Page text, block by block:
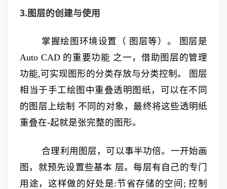
3.图层的创建与使用
掌握绘图环境设置（ 图层等）。 图层是
Auto CAD 的重要功能 之一，借助图层的管理
功能,可实现图形的分类存放与分类控制。 图层
相当于手工绘图中重叠透明图纸，可以在不同
的图层上绘制 不同的对象，最终将这些透明纸
重叠在-起就是张完整的图形。
合理利用图层，可以事半功倍。一开始画
图，就预先设置些基本 层。每层有自己的专门
用途，这样做的好处是:节省存储的空间; 控制